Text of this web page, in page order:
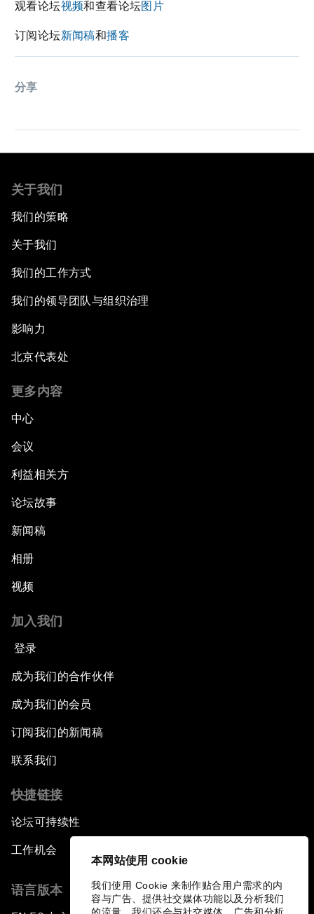
本网站使用 cookie
我们使用 Cookie 来制作贴合用户需求的内
容与广告、提供社交媒体功能以及分析我们
观看论坛视频和查看论坛图片
订阅论坛新闻稿和播客
分享
关于我们
我们的策略
关于我们
我们的工作方式
我们的领导团队与组织治理
影响力
北京代表处
更多内容
中心
会议
利益相关方
论坛故事
新闻稿
相册
视频
加入我们
登录
成为我们的合作伙伴
成为我们的会员
订阅我们的新闻稿
联系我们
快捷链接
论坛可持续性
工作机会
语言版本